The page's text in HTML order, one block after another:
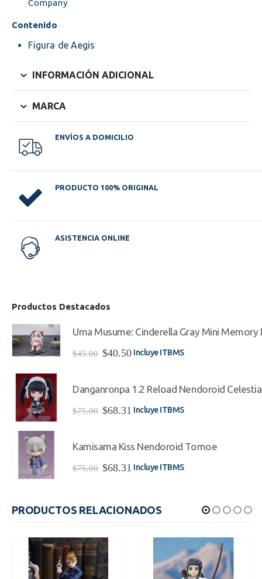
Company
Contenido
Figura de Aegis
INFORMACIÓN ADICIONAL
MARCA
ENVÍOS A DOMICILIO
PRODUCTO 100% ORIGINAL
ASISTENCIA ONLINE
Productos Destacados
Uma Musume: Cinderella Gray Mini Memory
$45.00 El
era:
$45.00.
$40.50El
es:
Incluye ITBMS
Danganronpa 1.2 Reload Nendoroid
$75.00 El
era:
$68.31 El
es:
Incluye ITBMS
Kamisama Kiss Nendoroid Tomoe
$75.00 El
$75.00.
$68.31 El
$68.31.
Incluye ITBMS
PRODUCTOS RELACIONADOS